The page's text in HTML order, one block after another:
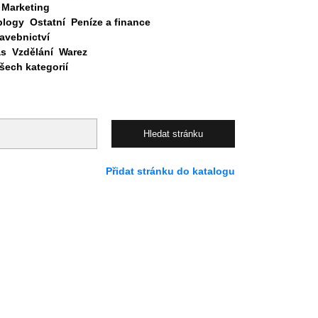
Marketing
Ostatní Peníze a finance
Vzdělání Warez
kategorií
Přidat stránku do katalogu